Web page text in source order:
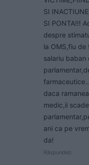
SI
SI PONTA!!!
despre
la OMS,fiu
salariu baban
daca
medic,ii
ani ca pe
da!
Răspundeți